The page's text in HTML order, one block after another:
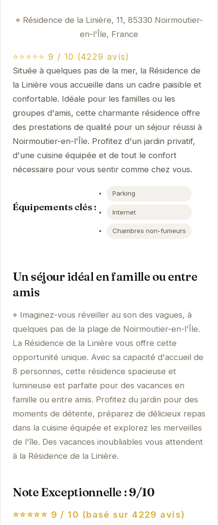
Résidence de la Linière, 11, 85330 Noirmoutier-
en-l'Île, France
⭐⭐⭐⭐⭐ 9 / 10 (4229 avis)
Située à quelques pas de la mer, la Résidence de
la Linière vous accueille dans un cadre paisible et
confortable. Idéale pour les familles ou les
groupes d'amis, cette charmante résidence offre
des prestations de qualité pour un séjour réussi à
Noirmoutier-en-l'Île. Profitez d'un jardin privatif,
d'une cuisine équipée et de tout le confort
nécessaire pour vous sentir comme chez vous.
Équipements clés :
Parking
Internet
Chambres non-fumeurs
Un séjour idéal en famille ou entre
amis
Imaginez-vous réveiller au son des vagues, à
quelques pas de la plage de Noirmoutier-en-l'Île.
La Résidence de la Linière vous offre cette
opportunité unique. Avec sa capacité d'accueil de
8 personnes, cette résidence spacieuse et
lumineuse est parfaite pour des vacances en
famille ou entre amis. Profitez du jardin pour des
moments de détente, préparez de délicieux repas
dans la cuisine équipée et explorez les merveilles
de l'île. Des vacances inoubliables vous attendent
à la Résidence de la Linière.
Note Exceptionnelle : 9/10
⭐⭐⭐⭐⭐ 9 / 10 (basé sur 4229 avis)